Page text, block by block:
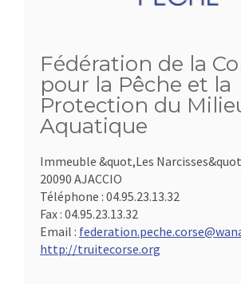
Fédération de la
pour la Pêche et la
Protection du
Aquatique
Immeuble &quot,Les
20090 AJACCIO
Téléphone : 04.95.23.13.32
Fax : 04.95.23.13.32
Email :
http://truitecorse.org